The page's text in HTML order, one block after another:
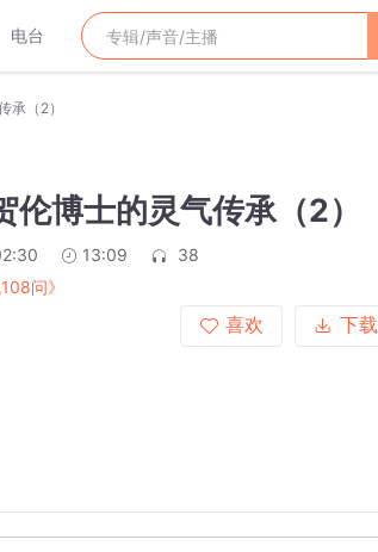
电台
承（2）
伦博士的灵气传承（2）
13:09
38
问》
喜欢
下载